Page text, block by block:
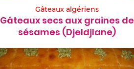
Gâteaux algériens
Gâteaux secs aux graines de
sésames (Djeldjlane)